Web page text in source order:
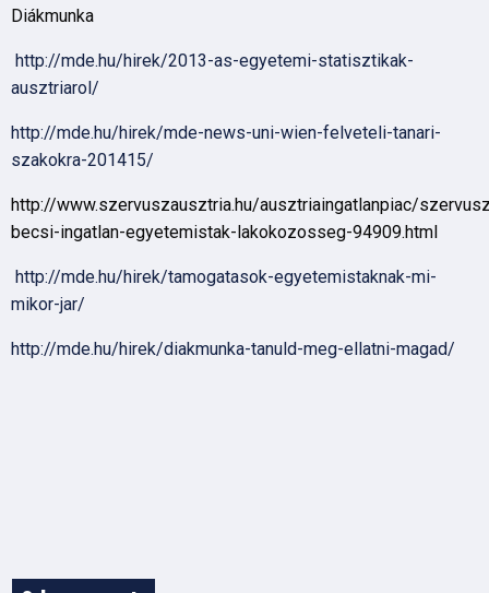
Diákmunka
http://mde.hu/hirek/2013-as-egyetemi-statisztikak-
ausztriarol/
http://mde.hu/hirek/mde-news-uni-wien-felveteli-tanari-
szakokra-201415/
http://www.szervuszausztria.hu/ausztriaingatlanpiac/
becsi-ingatlan-egyetemistak-lakokozosseg-94909.html
http://mde.hu/hirek/tamogatasok-egyetemistaknak-mi-
mikor-jar/
http://mde.hu/hirek/diakmunka-tanuld-meg-ellatni-magad/